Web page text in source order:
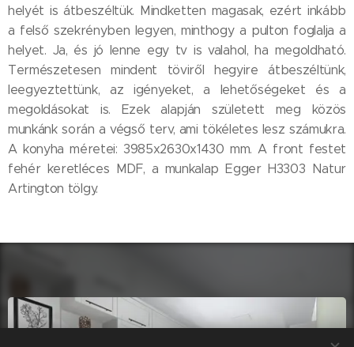
helyét is átbeszéltük. Mindketten magasak, ezért inkább
a felső szekrényben legyen, minthogy a pulton foglalja a
helyet. Ja, és jó lenne egy tv is valahol, ha megoldható.
Természetesen mindent töviről hegyire átbeszéltünk,
leegyeztettünk, az igényeket, a lehetőségeket és a
megoldásokat is. Ezek alapján született meg közös
munkánk során a végső terv, ami tökéletes lesz számukra.
A konyha méretei: 3985x2630x1430 mm. A front festet
fehér keretléces MDF, a munkalap Egger H3303 Natur
Artington tölgy.